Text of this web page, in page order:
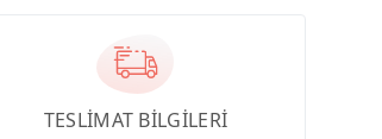
TESLİMAT BİLGİLERİ